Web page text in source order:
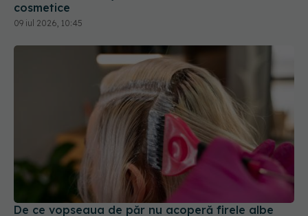
09 iul 2026, 10:45
De ce vopseaua de păr nu acoperă firele albe
complet